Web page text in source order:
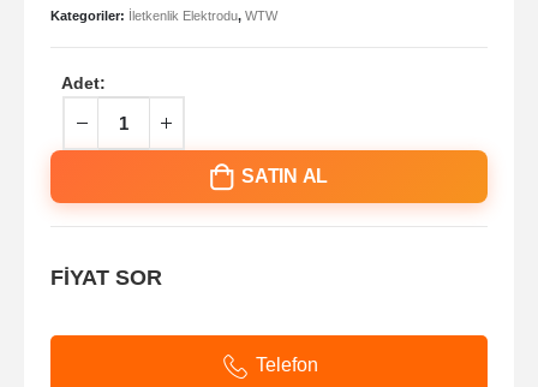
Kategoriler: İletkenlik Elektrodu, WTW
Adet:
SATIN AL
FİYAT SOR
Telefon